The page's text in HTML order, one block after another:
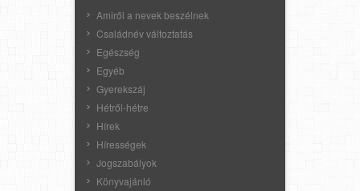
Amiről a nevek beszélnek
Családnév változtatás
Egészség
Egyéb
Gyerekszáj
Hétről-hétre
Hírek
Hírességek
Jogszabályok
Könyvajánló